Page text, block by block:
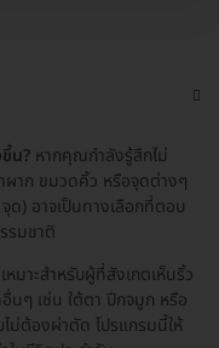
น? หากคุณกำลังรู้สึกไม่
ผาก ขมวดคิ้ว หรือจุดต่างๆ
ด) อาจเป็นทางเลือกที่ตอบ
รมชาติ
เหมาะสำหรับผู้ที่สังเกตเห็นริ้ว
นๆ เช่น ใต้ตา ปีกจมูก หรือ
ม่ต้องผ่าตัด โปรแกรมนี้ให้